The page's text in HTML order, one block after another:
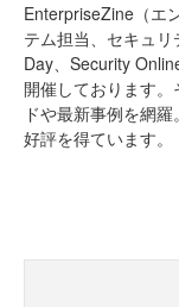
EnterpriseZine（エ
テム担当、セキュ
Day、Security
開催しております
ドや最新事例を網
好評を得ています。